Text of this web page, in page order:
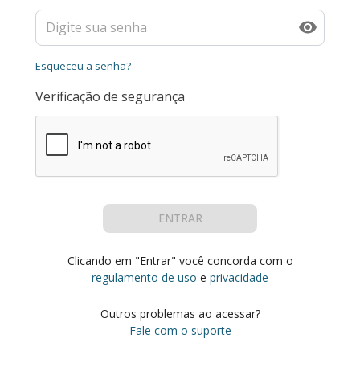
Esqueceu a senha?
Verificação de segurança
ENTRAR
Clicando em "Entrar" você concorda com o
regulamento de uso e privacidade
Outros problemas ao acessar?
Fale com o suporte